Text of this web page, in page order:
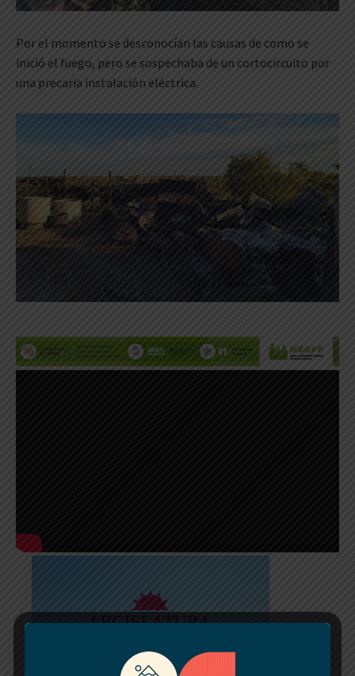
Por el momento se desconocían las causas de como se
inició el fuego, pero se sospechaba de un cortocircuito por
una precaria instalación eléctrica.